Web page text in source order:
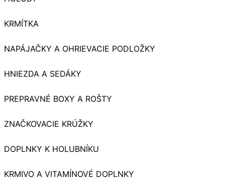
KRMÍTKA
NAPÁJAČKY A OHRIEVACIE PODLOŽKY
HNIEZDA A SEDÁKY
PREPRAVNÉ BOXY A ROŠTY
ZNAČKOVACIE KRÚŽKY
DOPLNKY K HOLUBNÍKU
KRMIVO A VITAMÍNOVÉ DOPLNKY